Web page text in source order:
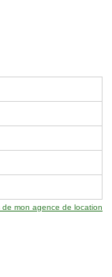
de mon agence de location